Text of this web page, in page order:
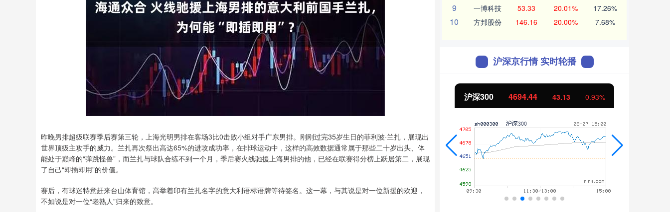
昨晚男排超级联赛季后赛第三轮，上海光明男排在客场3比0击败小组对手广东男排。刚刚过完35岁生日的菲利波·兰扎，展现出
世界顶级主攻手的威力。兰扎再次祭出高达65%的进攻成功率，在排球运动中，这样的高效数据通常属于那些二十岁出头、体
能处于巅峰的“弹跳怪兽”，而兰扎与球队合练不到一个月，季后赛火线驰援上海男排的他，已经在联赛得分榜上跃居第二，展现
了自己“即插即用”的价值。
赛后，有球迷特意赶来台山体育馆，高举着印有兰扎名字的意大利语标语牌等待签名。这一幕，与其说是对一位新援的欢迎，
不如说是对一位“老熟人”归来的致意。
9 一博科技 53.33 20.01% 17.26%
10 方邦股份 146.16 20.00% 7.68%
沪深京行情 实时轮播
深证成指 14311.01 200.89 1.42% 北证50 1134.24 11.37 1.01%